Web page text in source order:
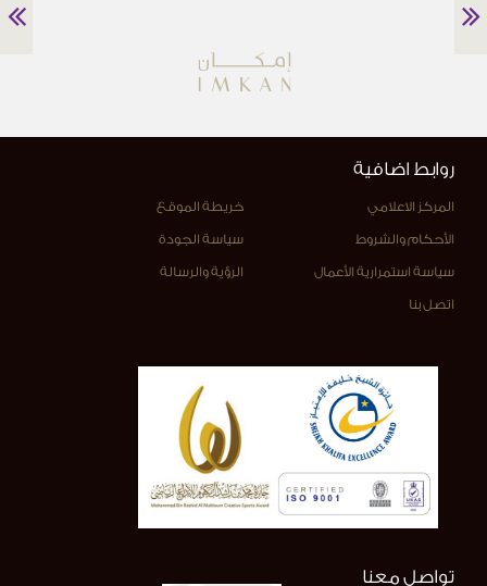
روابط اضافية
المركز الاعلامي خريطة الموقع
الأحكام والشروط سياسة الجودة
سياسة استمرارية الأعمال الرؤية والرسالة
اتصل بنا
تواصل معنا